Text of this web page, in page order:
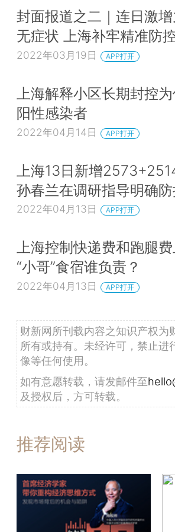
封面报道之二｜连日激
无症状 上海补牢精准防
2022年03月19日 APP打开
上海解释小区长期封控
阳性感染者
2022年04月14日 APP打开
上海13日新增
孙春兰在调研指导明确
2022年04月13日 APP打开
上海控制快递费和跑腿
“小哥”食宿谁负责？
2022年04月13日 APP打开
财新网所刊载内容之知识产权为
所有或持有。未经许可，禁止
像等任何使用。
如有意愿转载，请发邮件至
及授权后，方可转载。
推荐阅读